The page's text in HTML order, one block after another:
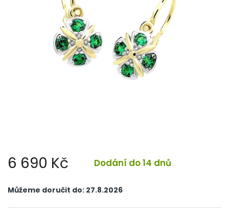
6 690 Kč Dodání do 14 dnů
cena:
Můžeme doručit do: 27.8.2026